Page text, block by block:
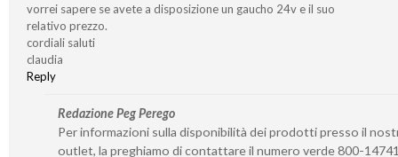
vorrei sapere se avete a disposizione un gaucho 24v e il suo
relativo prezzo.
cordiali saluti
claudia
Reply
Redazione Peg Perego
Per informazioni sulla disponibilità dei prodotti presso il
outlet, la preghiamo di contattare il numero verde 800-